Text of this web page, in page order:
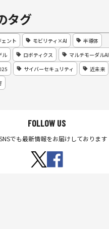
タグ
ント モビリティ×AI
半導体
ル
ロボティクス
マルチモーダルAI
サイバーセキュリティ
近未来
FOLLOW US
でも最新情報をお届けしております